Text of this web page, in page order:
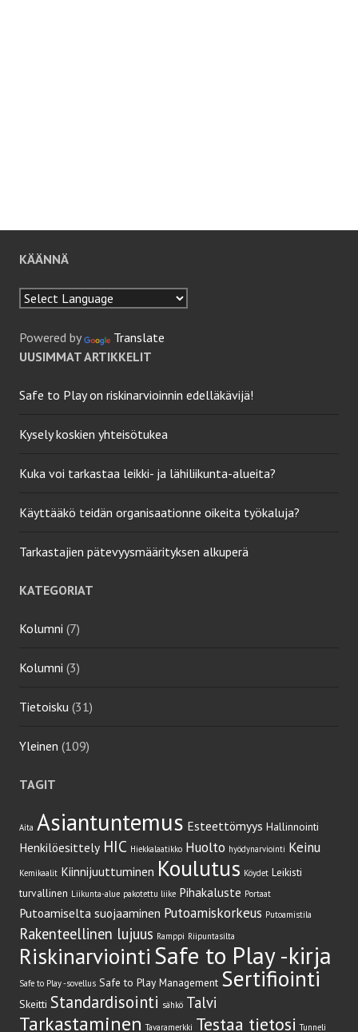
KÄÄNNÄ
Powered by
Translate
UUSIMMAT ARTIKKELIT
Safe to Play on riskinarvioinnin edelläkävijä!
Kysely koskien yhteisötukea
Kuka voi tarkastaa leikki- ja lähiliikunta-alueita?
Käyttääkö teidän organisaationne oikeita työkaluja?
Tarkastajien pätevyysmäärityksen alkuperä
KATEGORIAT
Kolumni (7)
Kolumni (3)
Tietoisku (31)
Yleinen (109)
TAGIT
Aita Asiantuntemus Esteettömyys Hallinnointi
Henkilöesittely HIC Hiekkalaatikko Huolto hyödynarviointi Keinu
Kemikaalit Kiinnijuuttuminen Koulutus Köydet Leikisti
turvallinen Liikunta-alue pakotettu liike Pihakaluste Portaat
Putoamiselta suojaaminen Putoamiskorkeus Putoamistila
Rakenteellinen lujuus Ramppi Riipuntasilta
Riskinarviointi Safe to Play -kirja
Safe to Play -sovellus Safe to Play Management Sertifiointi
Skeitti Standardisointi sähkö Talvi
Tarkastaminen Tavaramerkki Testaa tietosi Tunneli